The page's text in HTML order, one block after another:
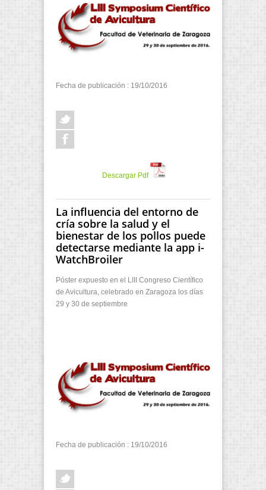
Fecha de publicación : 19/10/2016
Descargar Pdf
La influencia del entorno de
cría sobre la salud y el
bienestar de los pollos puede
detectarse mediante la app i-
WatchBroiler
Póster expuesto en el LIII Congreso Científico
de Avicultura, celebrado en Zaragoza los días
29 y 30 de septiembre
Fecha de publicación : 19/10/2016